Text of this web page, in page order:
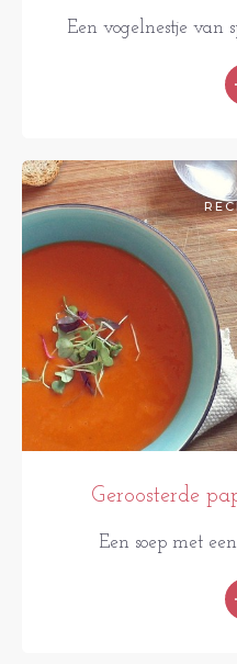
Een vogelnestje van
Geroosterde
Een soep met